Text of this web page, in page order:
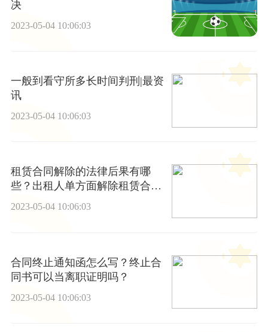
决
2023-05-04 10:06:03
一般到看守所多长时间判刑|最资
讯
2023-05-04 10:06:03
租赁合同解除的法律后果有哪
些？出租人单方面解除租赁合同
的条件是什么？
2023-05-04 10:06:03
合同终止通知函怎么写？终止合
同书可以当离职证明吗？
2023-05-04 10:06:03